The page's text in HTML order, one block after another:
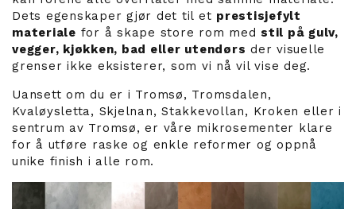
Dets egenskaper gjør det til et prestisjefylt
materiale for å skape store rom med stil på gulv,
vegger, kjøkken, bad eller utendørs der visuelle
grenser ikke eksisterer, som vi nå vil vise deg.
Uansett om du er i Tromsø, Tromsdalen,
Kvaløysletta, Skjelnan, Stakkevollan, Kroken eller i
sentrum av Tromsø, er våre mikrosementer klare
for å utføre raske og enkle reformer og oppnå
unike finish i alle rom.